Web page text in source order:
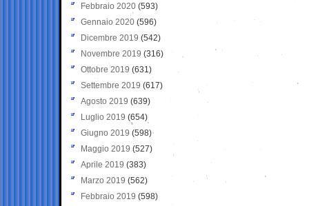
Febbraio 2020 (593)
Gennaio 2020 (596)
Dicembre 2019 (542)
Novembre 2019 (316)
Ottobre 2019 (631)
Settembre 2019 (617)
Agosto 2019 (639)
Luglio 2019 (654)
Giugno 2019 (598)
Maggio 2019 (527)
Aprile 2019 (383)
Marzo 2019 (562)
Febbraio 2019 (598)